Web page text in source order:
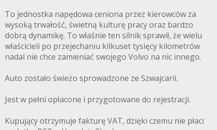
To jednostka napędowa ceniona przez kierowców za
wysoką trwałość, świetną kulturę pracy oraz bardzo
dobrą dynamikę. To właśnie ten silnik sprawił, że wielu
właścicieli po przejechaniu kilkuset tysięcy kilometrów
nadal nie chce zamieniać swojego Volvo na nic innego.
Auto zostało świeżo sprowadzone ze Szwajcarii.
Jest w pełni opłacone i przygotowane do rejestracji.
Kupujący otrzymuje fakturę VAT, dzięki czemu nie płaci